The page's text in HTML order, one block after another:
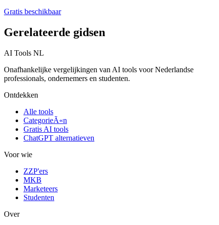
Gratis beschikbaar
Gerelateerde gidsen
AI Tools NL
Onafhankelijke vergelijkingen van AI tools voor Nederlandse
professionals, ondernemers en studenten.
Ontdekken
Alle tools
CategorieÃ«n
Gratis AI tools
ChatGPT alternatieven
Voor wie
ZZP'ers
MKB
Marketeers
Studenten
Over